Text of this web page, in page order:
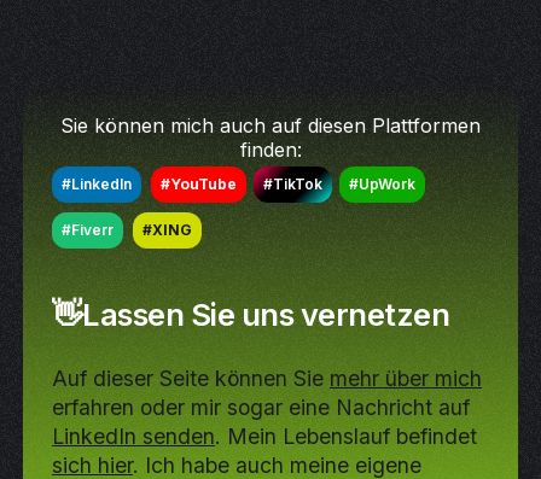
Sie können mich auch auf diesen Plattformen
finden:
#LinkedIn #YouTube #TikTok #UpWork
#Fiverr #XING
👋Lassen Sie uns vernetzen
Auf dieser Seite können Sie mehr über mich
erfahren oder mir sogar eine Nachricht auf
LinkedIn senden. Mein Lebenslauf befindet
sich hier. Ich habe auch meine eigene